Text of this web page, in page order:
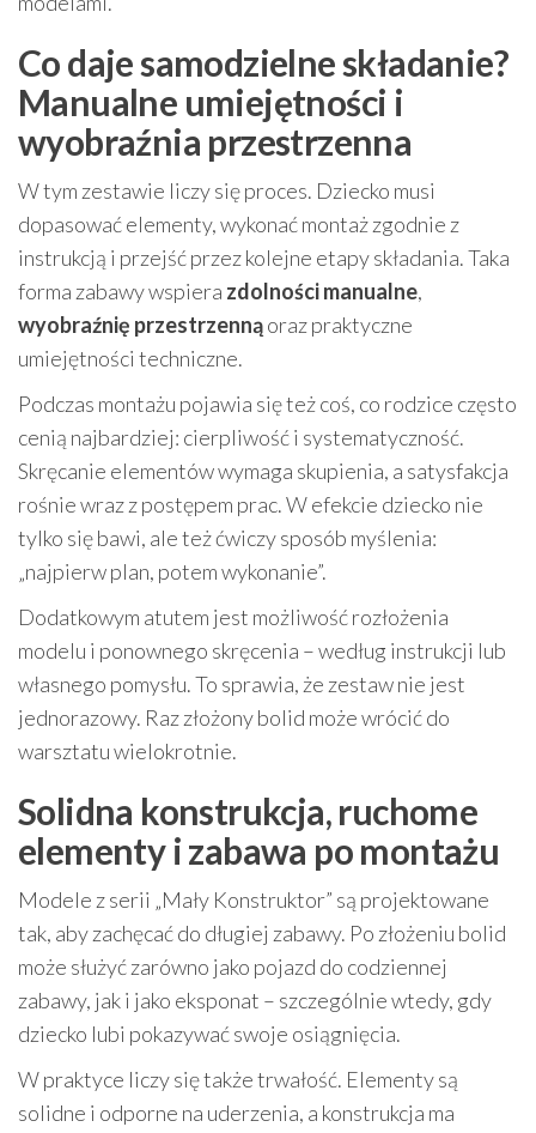
Co daje samodzielne składanie?
Manualne umiejętności i
wyobraźnia przestrzenna
W tym zestawie liczy się proces. Dziecko musi
dopasować elementy, wykonać montaż zgodnie z
instrukcją i przejść przez kolejne etapy składania. Taka
forma zabawy wspiera zdolności manualne,
wyobraźnię przestrzennąoraz praktyczne
umiejętności techniczne.
Podczas montażu pojawia się też coś, co rodzice często
cenią najbardziej: cierpliwość i systematyczność.
Skręcanie elementów wymaga skupienia, a satysfakcja
rośnie wraz z postępem prac. W efekcie dziecko nie
tylko się bawi, ale też ćwiczy sposób myślenia:
„najpierw plan, potem wykonanie”.
Dodatkowym atutem jest możliwość rozłożenia
modelu i ponownego skręcenia – według instrukcji lub
własnego pomysłu. To sprawia, że zestaw nie jest
jednorazowy. Raz złożony bolid może wrócić do
warsztatu wielokrotnie.
Solidna konstrukcja, ruchome
elementy i zabawa po montażu
Modele z serii „Mały Konstruktor” są projektowane
tak, aby zachęcać do długiej zabawy. Po złożeniu bolid
może służyć zarówno jako pojazd do codziennej
zabawy, jak i jako eksponat – szczególnie wtedy, gdy
dziecko lubi pokazywać swoje osiągnięcia.
W praktyce liczy się także trwałość. Elementy są
solidne i odporne na uderzenia, a konstrukcja ma